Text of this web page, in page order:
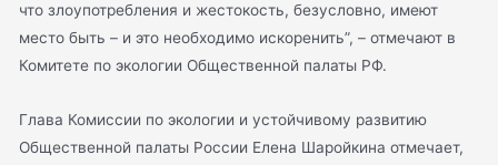
что злоупотребления и жестокость, безусловно, имеют
место быть – и это необходимо искоренить”, – отмечают в
Комитете по экологии Общественной палаты РФ.
Глава Комиссии по экологии и устойчивому развитию
Общественной палаты России Елена Шаройкина отмечает,